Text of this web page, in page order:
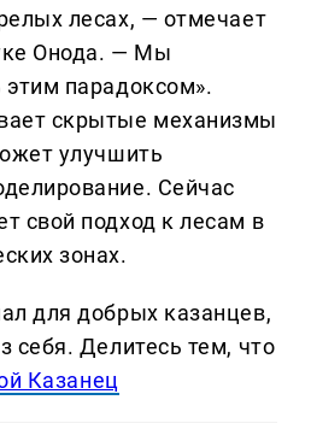
лесах, — отмечает
Онода. — Мы
этим парадоксом».
скрытые механизмы
улучшить
Сейчас
свой подход к лесам в
зонах.
для добрых казанцев,
себя. Делитеcь тем, что
Казанец